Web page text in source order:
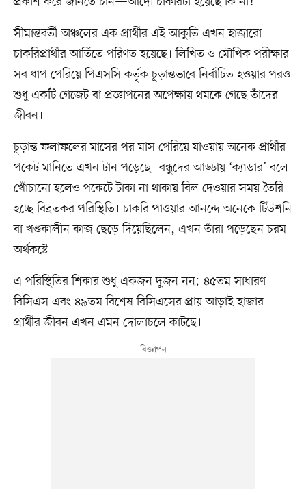
সীমান্তবর্তী অঞ্চলের এক প্রার্থীর এই আকুতি এখন হাজারো
চাকরিপ্রার্থীর আর্তিতে পরিণত হয়েছে। লিখিত ও মৌখিক পরীক্ষার
সব ধাপ পেরিয়ে পিএসসি কর্তৃক চূড়ান্তভাবে নির্বাচিত হওয়ার পরও
শুধু একটি গেজেট বা প্রজ্ঞাপনের অপেক্ষায় থমকে গেছে তাঁদের
জীবন।
চূড়ান্ত ফলাফলের মাসের পর মাস পেরিয়ে যাওয়ায় অনেক প্রার্থীর
পকেট মানিতে এখন টান পড়েছে। বন্ধুদের আড্ডায় ‘ক্যাডার’ বলে
খোঁচানো হলেও পকেটে টাকা না থাকায় বিল দেওয়ার সময় তৈরি
হচ্ছে বিব্রতকর পরিস্থিতি। চাকরি পাওয়ার আনন্দে অনেকে টিউশনি
বা খণ্ডকালীন কাজ ছেড়ে দিয়েছিলেন, এখন তাঁরা পড়েছেন চরম
অর্থকষ্টে।
এ পরিস্থিতির শিকার শুধু একজন দুজন নন; ৪৫তম সাধারণ
বিসিএস এবং ৪৯তম বিশেষ বিসিএসের প্রায় আড়াই হাজার
প্রার্থীর জীবন এখন এমন দোলাচলে কাটছে।